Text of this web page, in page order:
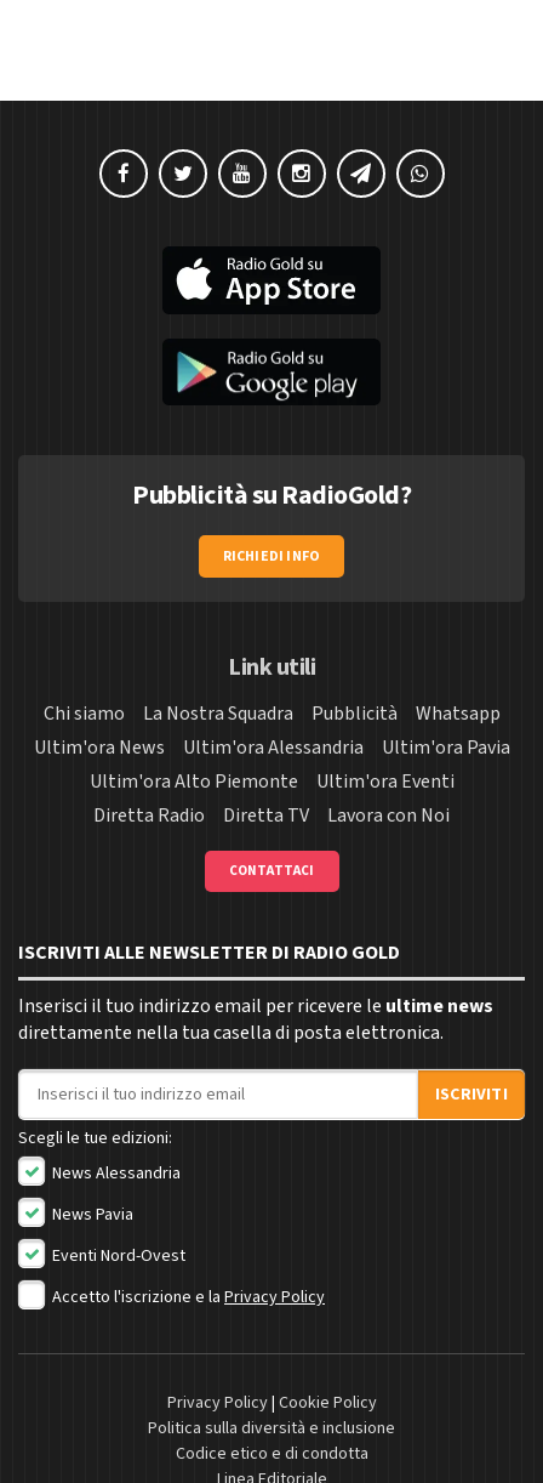
Pubblicità su RadioGold?
RICHIEDI INFO
Link utili
Chi siamo La Nostra Squadra Pubblicità
Whatsapp
Ultim'ora News
Ultim'ora Alessandria
Ultim'ora Pavia
Ultim'ora Alto Piemonte
Ultim'ora Eventi
Diretta Radio
Diretta TV Lavora con Noi
CONTATTACI
ISCRIVITI ALLE NEWSLETTER DI RADIO GOLD
Inserisci il tuo indirizzo email per ricevere le ultime news
direttamente nella tua casella di posta elettronica.
Indirizzo email
ISCRIVITI
Scegli le tue edizioni:
News Alessandria
News Pavia
Eventi Nord-Ovest
Accetto l'iscrizione e la Privacy Policy
Privacy Policy| Cookie Policy
Politica sulla diversità e inclusione
Codice etico e di condotta